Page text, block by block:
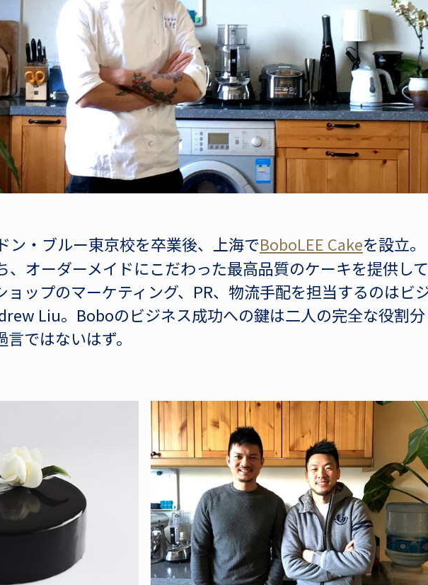
ン・ブルー東京校を卒業後、上海でBoboLEE Cakeを設立。
、オーダーメイドにこだわった最高品質のケーキを提供して
ョップのマーケティング、PR、物流手配を担当するのはビ
Liu。Boboのビジネス成功への鍵は二人の完全な役割分
ではないはず。